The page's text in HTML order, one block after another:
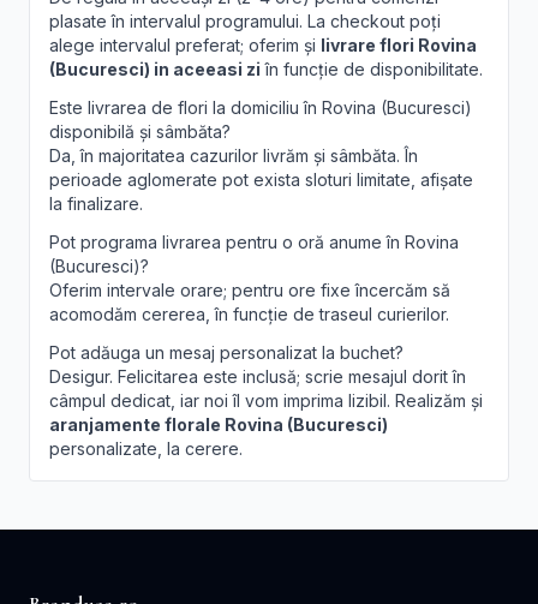
plasate în intervalul programului. La checkout poți
alege intervalul preferat; oferim și livrare flori Rovina
(Bucuresci) in aceeasi zi în funcție de disponibilitate.
Este livrarea de flori la domiciliu în Rovina (Bucuresci)
disponibilă și sâmbăta?
Da, în majoritatea cazurilor livrăm și sâmbăta. În
perioade aglomerate pot exista sloturi limitate, afișate
la finalizare.
Pot programa livrarea pentru o oră anume în Rovina
(Bucuresci)?
Oferim intervale orare; pentru ore fixe încercăm să
acomodăm cererea, în funcție de traseul curierilor.
Pot adăuga un mesaj personalizat la buchet?
Desigur. Felicitarea este inclusă; scrie mesajul dorit în
câmpul dedicat, iar noi îl vom imprima lizibil. Realizăm și
aranjamente florale Rovina (Bucuresci)
personalizate, la cerere.